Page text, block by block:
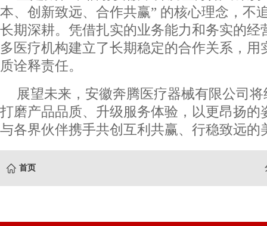
本、创新致远、合作共赢” 的核心理念，不
长期深耕。凭借扎实的业务能力和务实的经
多医疗机构建立了长期稳定的合作关系，用
质诠释责任。
展望未来，安徽奔腾医疗器械有限公司
打磨产品品质、升级服务体验，以更昂扬的
与各界伙伴携手共创互利共赢、行稳致远的
首页